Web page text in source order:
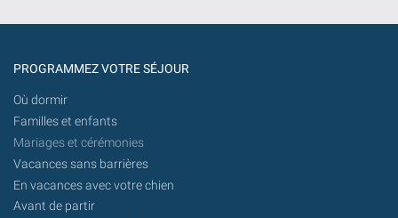
PROGRAMMEZ VOTRE SÉJOUR
Où dormir
Familles et enfants
Mariages et cérémonies
Vacances sans barrières
En vacances avec votre chien
Avant de partir